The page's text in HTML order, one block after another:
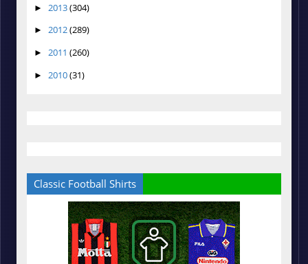
► 2013(304)
► 2012(289)
► 2011 (260)
► 2010(31)
Classic Football Shirts